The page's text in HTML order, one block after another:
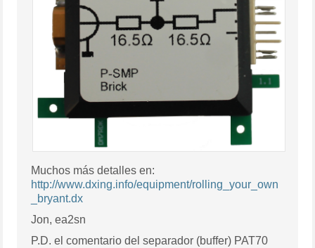
Muchos más detalles en:
http://www.dxing.info/equipment/rolling_your_own
_bryant.dx
Jon, ea2sn
P.D. el comentario del separador (buffer) PAT70